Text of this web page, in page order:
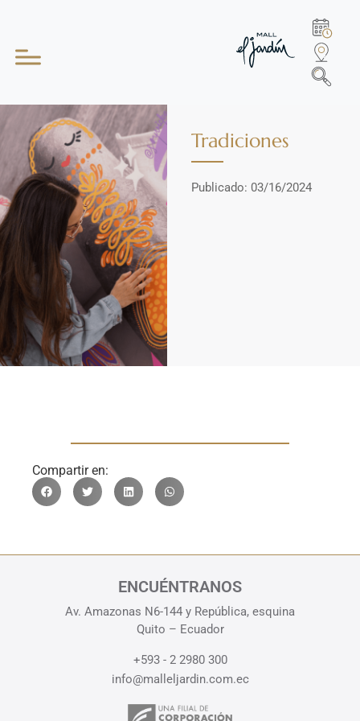
Tradiciones
Publicado: 03/16/2024
Compartir en:
ENCUÉNTRANOS
Av. Amazonas N6-144 y República, esquina
Quito – Ecuador
+593 - 2 2980 300
info@malleljardin.com.ec